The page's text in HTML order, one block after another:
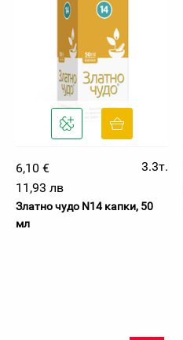
6,10 €
3.3т.
11,93 лв
Златно чудо N14 капки, 50
мл